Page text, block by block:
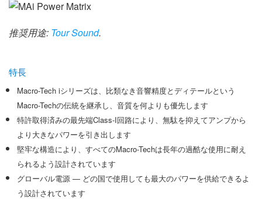
推奨用途: Tour Sound.
特長
Macro-Tech iシリーズは、比類なき音響精度とディテールという
Macro-Techの伝統を継承し、音質を何よりも優先します
特許取得済みの最先端Class-I回路により、無駄を抑えてアンプから
より大きなパワーを引き出します
堅牢な構造により、すべてのMacro-Techは長年の過酷な使用に耐え
られるよう設計されています
グローバル電源 — どの国で使用しても最大のパワーを供給できるよ
う設計されています